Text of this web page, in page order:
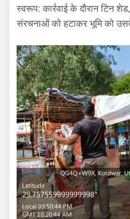
​स्वरूप: कार्रवाई के दौरान टिन
संरचनाओं को हटाकर भूमि को